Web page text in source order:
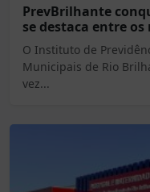
PrevBrilhante
se destaca entre
O Instituto de
Municipais de Rio
vez...